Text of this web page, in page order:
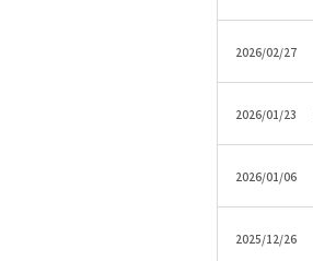
2026/02/27
2026/01/23
2026/01/06
2025/12/26